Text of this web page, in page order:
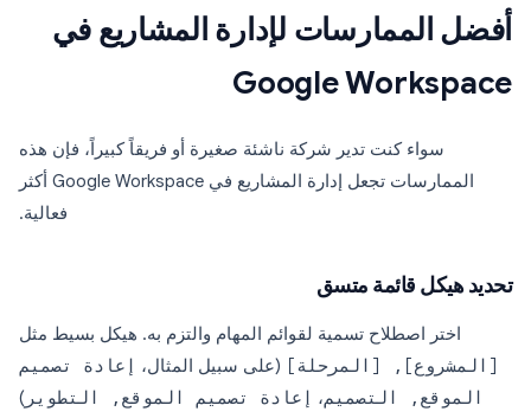
أفضل الممارسات لإدارة المشاريع في
Google Workspace
سواء كنت تدير شركة ناشئة صغيرة أو فريقاً كبيراً، فإن هذه
الممارسات تجعل إدارة المشاريع في Google Workspace أكثر
فعالية.
تحديد هيكل قائمة متسق
اختر اصطلاح تسمية لقوائم المهام والتزم به. هيكل بسيط مثل
[المشروع], [المرحلة]
(على سبيل المثال،
إعادة تصميم
الموقع, التصميم، إعادة تصميم الموقع, التطوير )